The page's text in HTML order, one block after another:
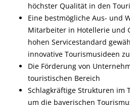
höchster Qualität in den
Eine bestmögliche Aus- und
Mitarbeiter in Hotellerie und
hohen Servicestandard
innovative Tourismusideen
Die Förderung von
touristischen Bereich
Schlagkräftige Strukturen im
um die bayerischen